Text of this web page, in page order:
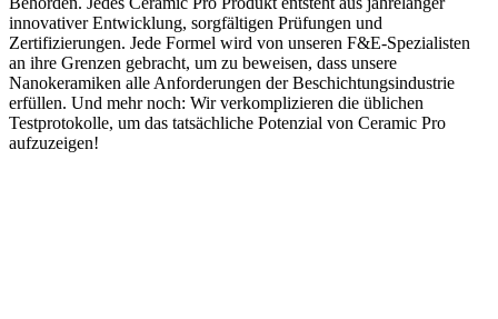
innovativer Entwicklung, sorgfältigen Prüfungen und
Zertifizierungen. Jede Formel wird von unseren F&E-Spezialisten
an ihre Grenzen gebracht, um zu beweisen, dass unsere
Nanokeramiken alle Anforderungen der Beschichtungsindustrie
erfüllen. Und mehr noch: Wir verkomplizieren die üblichen
Testprotokolle, um das tatsächliche Potenzial von Ceramic Pro
aufzuzeigen!